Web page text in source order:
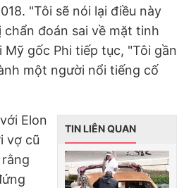
"Tôi sẽ nói lại điều này
đoán sai về mặt tinh
gốc Phi tiếp tục, "Tôi gần
một người nổi tiếng cố
TIN LIÊN QUAN
Elon
vợ cũ